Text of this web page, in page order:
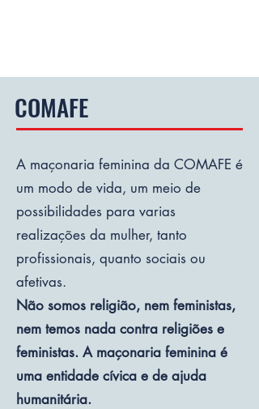
COMAFE
A maçonaria feminina da COMAFE é
um modo de vida, um meio de
possibilidades para varias
realizações da mulher, tanto
profissionais, quanto sociais ou
afetivas.
Não somos religião, nem feministas,
nem temos nada contra religiões e
feministas. A maçonaria feminina é
uma entidade cívica e de ajuda
humanitária.